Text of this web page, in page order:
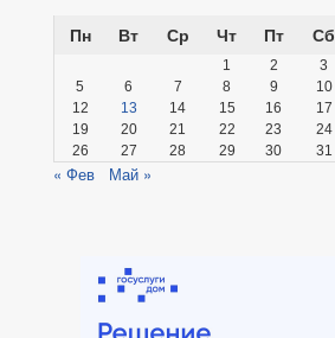
Пн
Вт Ср Чт Пт Сб
1 2 3
5
6 7 8 9 10
12
13 14 15 16 17
19
20 21 22 23 24
26
27 28 29 30 31
« Фев Май »